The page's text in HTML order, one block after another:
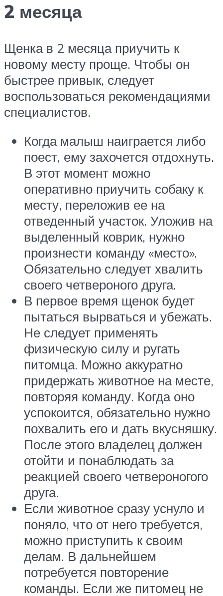
2 месяца
Щенка в 2 месяца приучить к
новому месту проще. Чтобы он
быстрее привык, следует
воспользоваться рекомендациями
специалистов.
Когда малыш наиграется либо
поест, ему захочется отдохнуть.
В этот момент можно
оперативно приучить собаку к
месту, переложив ее на
отведенный участок. Уложив на
выделенный коврик, нужно
произнести команду «место».
Обязательно следует хвалить
своего четвероного друга.
В первое время щенок будет
пытаться вырваться и убежать.
Не следует применять
физическую силу и ругать
питомца. Можно аккуратно
придержать животное на месте,
повторяя команду. Когда оно
успокоится, обязательно нужно
похвалить его и дать вкусняшку.
После этого владелец должен
отойти и понаблюдать за
реакцией своего четвероногого
друга.
Если животное сразу уснуло и
поняло, что от него требуется,
можно приступить к своим
делам. В дальнейшем
потребуется повторение
команды. Если же питомец не